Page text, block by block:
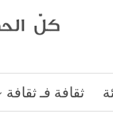
ثقافة فـ ثقافة